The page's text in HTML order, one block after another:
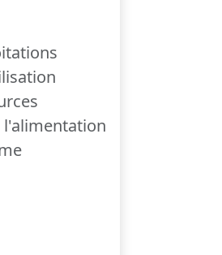
l'alimentation